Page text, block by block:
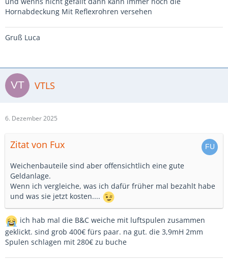
Hornabdeckung Mit Reflexrohren versehen
Gruß Luca
VTLS
6. Dezember 2025
Zitat von Fux
Weichenbauteile sind aber offensichtlich eine gute
Geldanlage.
Wenn ich vergleiche, was ich dafür früher mal bezahlt habe
und was sie jetzt kosten....
ich hab mal die B&C weiche mit luftspulen zusammen
geklickt. sind grob 400€ fürs paar. na gut. die 3,9mH 2mm
Spulen schlagen mit 280€ zu buche